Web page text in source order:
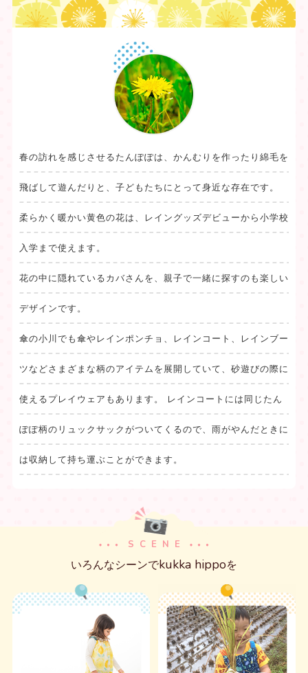
春の訪れを感じさせるたんぽぽは、かんむりを作ったり綿毛を
飛ばして遊んだりと、子どもたちにとって身近な存在です。
柔らかく暖かい黄色の花は、レイングッズデビューから小学校
入学まで使えます。
花の中に隠れているカバさんを、親子で一緒に探すのも楽しい
デザインです。
傘の小川でも傘やレインポンチョ、レインコート、レインブー
ツなどさまざまな柄のアイテムを展開していて、砂遊びの際に
使えるプレイウェアもあります。 レインコートには同じたん
ぽぽ柄のリュックサックがついてくるので、雨がやんだときに
は収納して持ち運ぶことができます。
SCENE
いろんなシーンでkukka hippoを